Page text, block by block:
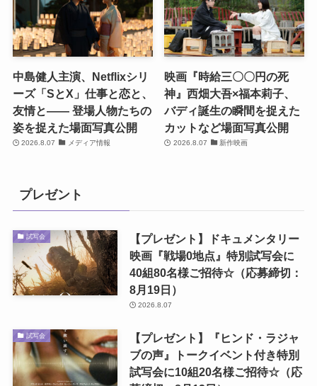
中島健人主演、Netflixシリ
ーズ「SとX」仕事と恋と、
友情と―― 登場人物たちの
姿を捉えた場面写真公開
2026.8.07 メディア情報
映画『時給三〇〇円の死
神』西畑大吾×福本莉子、
バディ誕生の瞬間を捉えた
カットなど場面写真公開
2026.8.07 新作映画
プレゼント
試写会
【プレゼント】ドキュメンタリー
映画『戦場0地点』特別試写会に
40組80名様ご招待☆（応募締切：
8月19日）
2026.8.07
試写会
【プレゼント】『ヒンド・ラジャ
ブの声』トークイベント付き特別
試写会に10組20名様ご招待☆（応